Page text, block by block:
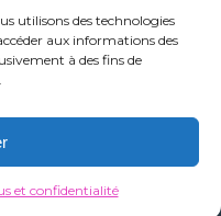
utilisons des technologies
aux informations des
à des fins de
et confidentialité
et plus encore…